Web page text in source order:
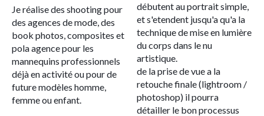
Je réalise des shooting pour
des agences de mode, des
book photos, composites et
pola agence pour les
mannequins professionnels
déjà en activité ou pour de
future modèles homme,
femme ou enfant.
débutent au portrait simple,
et s'etendent jusqu'a qu'a la
technique de mise en lumière
du corps dans le nu
artistique.
de la prise de vue a la
retouche finale (lightroom /
photoshop) il pourra
détailler le bon processus